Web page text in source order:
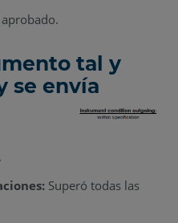
tal y
se envía
Superó todas las